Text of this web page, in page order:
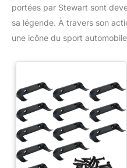
portées par Stewart sont
sa légende. À travers son
une icône du sport